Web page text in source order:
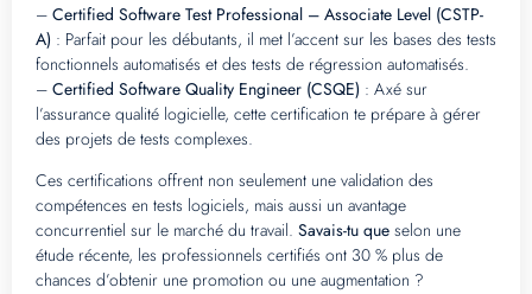
– Certified Software Test Professional – Associate Level (CSTP-
A) : Parfait pour les débutants, il met l’accent sur les bases des tests
fonctionnels automatisés et des tests de régression automatisés.
– Certified Software Quality Engineer (CSQE) : Axé sur
l’assurance qualité logicielle, cette certification te prépare à gérer
des projets de tests complexes.
Ces certifications offrent non seulement une validation des
compétences en tests logiciels, mais aussi un avantage
concurrentiel sur le marché du travail. Savais-tu que selon une
étude récente, les professionnels certifiés ont 30 % plus de
chances d’obtenir une promotion ou une augmentation ?